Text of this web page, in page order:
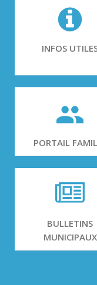
INFOS
PORTAIL
BULLETINS
MUNICIPAUX